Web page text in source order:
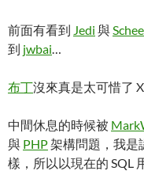
前面有看到 Jedi 與Schee
到 jwbai…
布丁沒來真是太可惜了
中間休息的時候被
與 PHP架構問題，我是
樣，所以以現在的 SQL